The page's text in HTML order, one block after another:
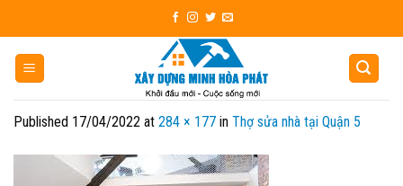
to
content
Published 17/04/2022 at 284 × 177 in Thợ sửa nhà tại Quận 5